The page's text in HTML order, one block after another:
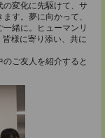
の変化に先駆けて、サ
す。夢に向かって、
緒に。ヒューマンリ
様に寄り添い、共に
ご友人を紹介すると